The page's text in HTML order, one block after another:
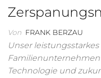
Von FRANK BERZAU
Unser
Technologie und